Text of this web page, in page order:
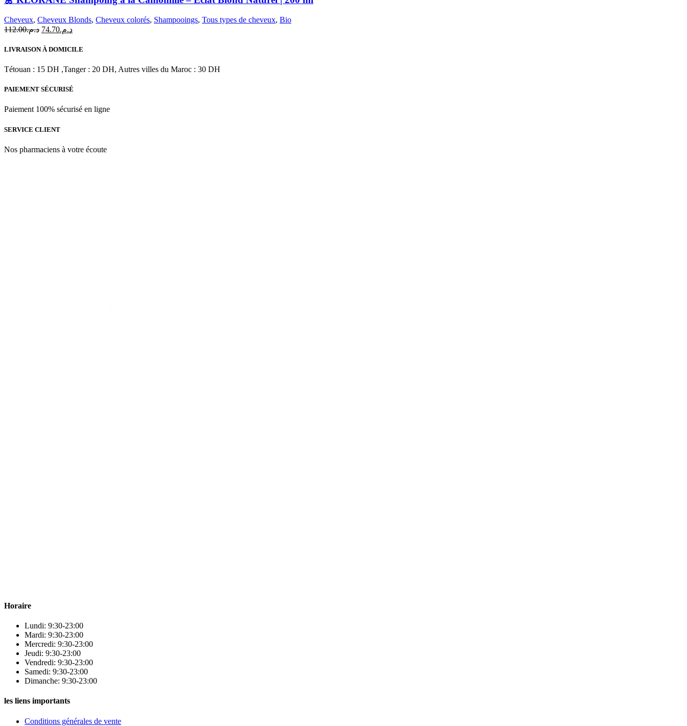
Shampoing
la
Camomille
Éclat
Naturel
200
Cheveux, Cheveux Blonds, Cheveux colorés, Shampooings, Tous types de cheveux, Bio
د.م.112.00
Le
initial
د.م.74.70
Le
actuel
د.م.74.70.
LIVRAISON À DOMICILE
Tétouan : 15 DH ,Tanger : 20 DH, Autres villes du Maroc : 30 DH
PAIEMENT SÉCURISÉ
Paiement 100% sécurisé en ligne
SERVICE CLIENT
Nos pharmaciens à votre écoute
Horaire
Lundi: 9:30-23:00
Mardi: 9:30-23:00
Mercredi: 9:30-23:00
Jeudi: 9:30-23:00
Vendredi: 9:30-23:00
Samedi: 9:30-23:00
Dimanche: 9:30-23:00
les liens importants
Conditions générales de vente